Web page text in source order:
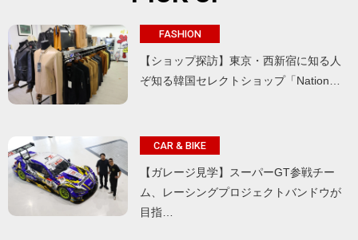
FASHION
【ショップ探訪】東京・西新宿に知る人
ぞ知る韓国セレクトショップ「Nation…
CAR & BIKE
【ガレージ見学】スーパーGT参戦チー
ム、レーシングプロジェクトバンドウが
目指…